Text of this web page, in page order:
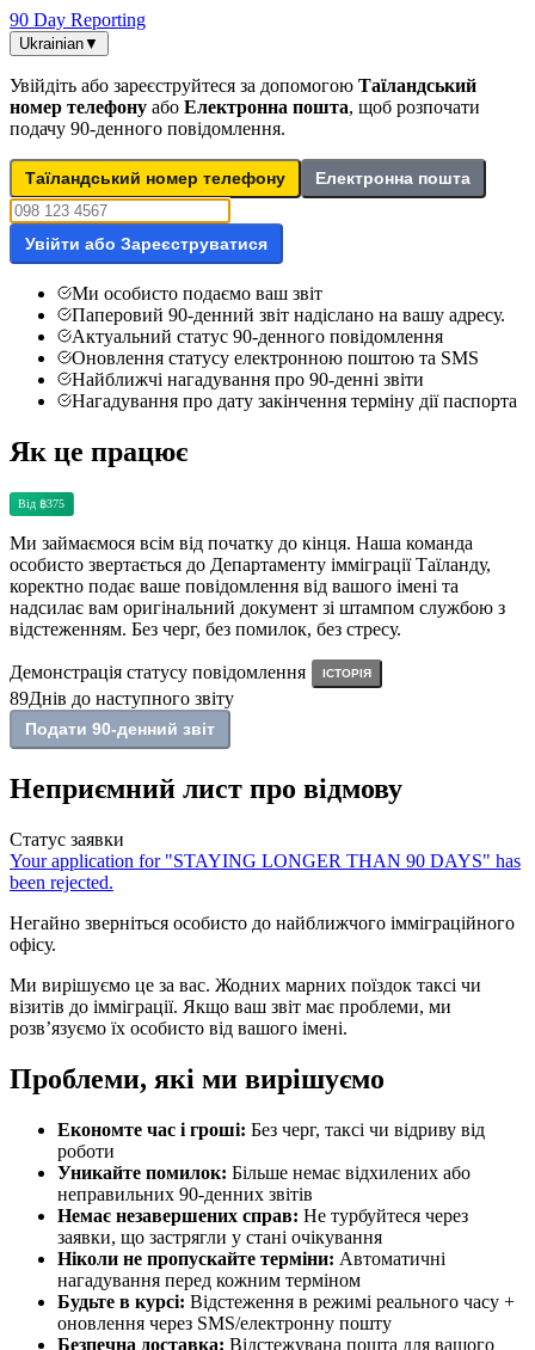
90 Day Reporting
Ukrainian▼
Увійдіть або зареєструйтеся за допомогою Таїландський
номер телефону або Електронна пошта, щоб розпочати
подачу 90-денного повідомлення.
Таїландський номер телефону Електронна пошта
Увійти або Зареєструватися
Ми особисто подаємо ваш звіт
Паперовий 90-денний звіт надіслано на вашу адресу.
Актуальний статус 90-денного повідомлення
Оновлення статусу електронною поштою та SMS
Найближчі нагадування про 90-денні звіти
Нагадування про дату закінчення терміну дії паспорта
Як це працює
Від ฿375
Ми займаємося всім від початку до кінця. Наша команда
особисто звертається до Департаменту імміграції Таїланду,
коректно подає ваше повідомлення від вашого імені та
надсилає вам оригінальний документ зі штампом службою з
відстеженням. Без черг, без помилок, без стресу.
Демонстрація статусу повідомлення ІСТОРІЯ
89Днів до наступного звіту
Подати 90-денний звіт
Неприємний лист про відмову
Статус заявки
Your application for "STAYING LONGER THAN 90 DAYS" has
been rejected.
Негайно зверніться особисто до найближчого імміграційного
офісу.
Ми вирішуємо це за вас. Жодних марних поїздок таксі чи
візитів до імміграції. Якщо ваш звіт має проблеми, ми
розв’язуємо їх особисто від вашого імені.
Проблеми, які ми вирішуємо
Економте час і гроші: Без черг, таксі чи відриву від
роботи
Уникайте помилок: Більше немає відхилених або
неправильних 90-денних звітів
Немає незавершених справ: Не турбуйтеся через
заявки, що застрягли у стані очікування
Ніколи не пропускайте терміни: Автоматичні
нагадування перед кожним терміном
Будьте в курсі: Відстеження в режимі реального часу +
оновлення через SMS/електронну пошту
Безпечна доставка: Відстежувана пошта для вашого